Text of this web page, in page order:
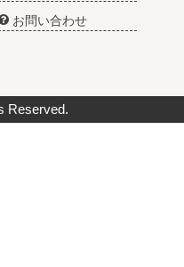
お問い合わせ
Reserved.